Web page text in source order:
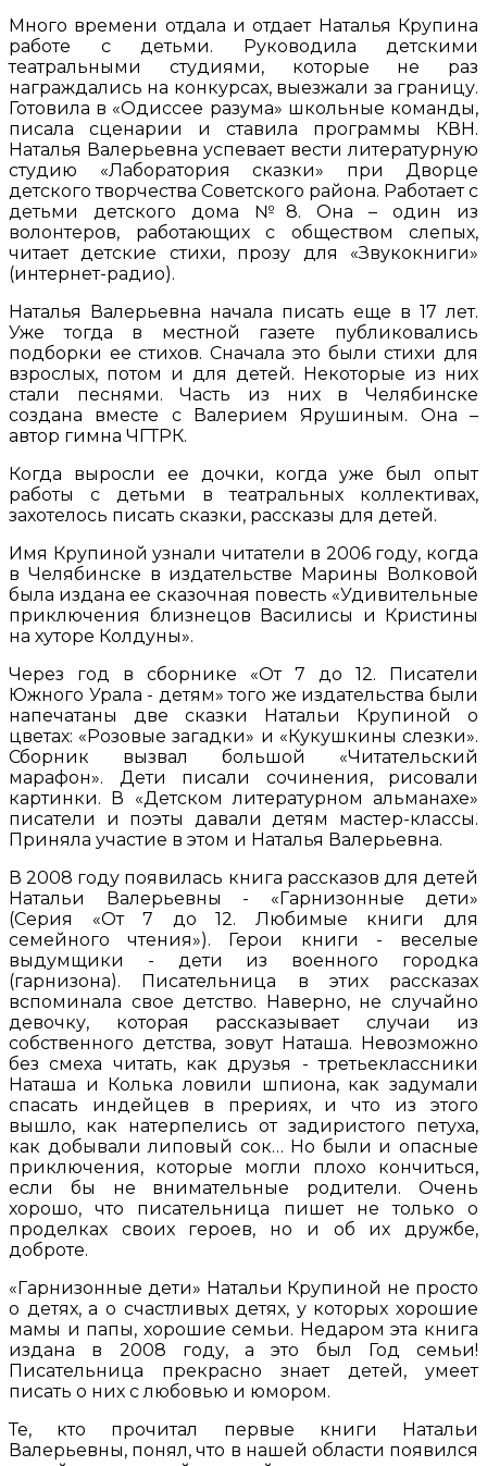
Много времени отдала и отдает Наталья Крупина
работе с детьми. Руководила детскими
театральными студиями, которые не раз
награждались на конкурсах, выезжали за границу.
Готовила в «Одиссее разума» школьные команды,
писала сценарии и ставила программы КВН.
Наталья Валерьевна успевает вести литературную
студию «Лаборатория сказки» при Дворце
детского творчества Советского района. Работает с
детьми детского дома №8. Она – один из
волонтеров, работающих с обществом слепых,
читает детские стихи, прозу для «Звукокниги»
(интернет-радио).
Наталья Валерьевна начала писать еще в 17 лет.
Уже тогда в местной газете публиковались
подборки ее стихов. Сначала это были стихи для
взрослых, потом и для детей. Некоторые из них
стали песнями. Часть из них в Челябинске
создана вместе с Валерием Ярушиным. Она –
автор гимна ЧГТРК.
Когда выросли ее дочки, когда уже был опыт
работы с детьми в театральных коллективах,
захотелось писать сказки, рассказы для детей.
Имя Крупиной узнали читатели в 2006 году, когда
в Челябинске в издательстве Марины Волковой
была издана ее сказочная повесть «Удивительные
приключения близнецов Василисы и Кристины
на хуторе Колдуны».
Через год в сборнике «От 7 до 12. Писатели
Южного Урала - детям» того же издательства были
напечатаны две сказки Натальи Крупиной о
цветах: «Розовые загадки» и «Кукушкины слезки».
Сборник вызвал большой «Читательский
марафон». Дети писали сочинения, рисовали
картинки. В «Детском литературном альманахе»
писатели и поэты давали детям мастер-классы.
Приняла участие в этом и Наталья Валерьевна.
В 2008 году появилась книга рассказов для детей
Натальи Валерьевны - «Гарнизонные дети»
(Серия «От 7 до 12. Любимые книги для
семейного чтения»). Герои книги - веселые
выдумщики - дети из военного городка
(гарнизона). Писательница в этих рассказах
вспоминала свое детство. Наверно, не случайно
девочку, которая рассказывает случаи из
собственного детства, зовут Наташа. Невозможно
без смеха читать, как друзья - третьеклассники
Наташа и Колька ловили шпиона, как задумали
спасать индейцев в прериях, и что из этого
вышло, как натерпелись от задиристого петуха,
как добывали липовый сок… Но были и опасные
приключения, которые могли плохо кончиться,
если бы не внимательные родители. Очень
хорошо, что писательница пишет не только о
проделках своих героев, но и об их дружбе,
доброте.
«Гарнизонные дети» Натальи Крупиной не просто
о детях, а о счастливых детях, у которых хорошие
мамы и папы, хорошие семьи. Недаром эта книга
издана в 2008 году, а это был Год семьи!
Писательница прекрасно знает детей, умеет
писать о них с любовью и юмором.
Те, кто прочитал первые книги Натальи
Валерьевны, понял, что в нашей области появился